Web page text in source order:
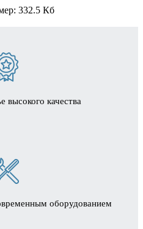
332.5 Кб
высокого качества
оборудованием